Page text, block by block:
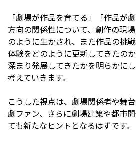
「劇場が作品を育てる」「作品が
方向の関係性について、創作の現
のように生かされ、また作品の挑
体験をどのように更新してきたのか
深まり発展してきたかを明らかに
考えていきます。
こうした視点は、劇場関係者や舞
劇ファン、さらに劇場建築や都市
ても新たなヒントとなるはずです。